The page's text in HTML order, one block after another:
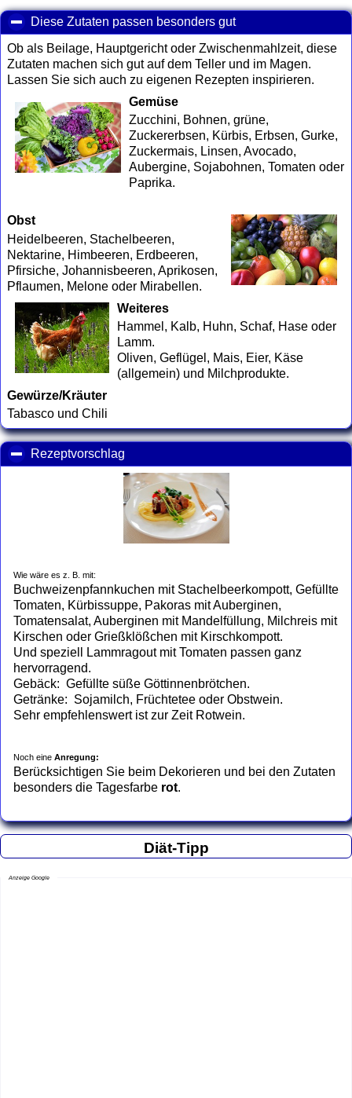
Diese Zutaten passen besonders gutclick to collapse
Ob als Beilage, Hauptgericht oder Zwischenmahlzeit, diese
Zutaten machen sich gut auf dem Teller und im Magen.
Lassen Sie sich auch zu eigenen Rezepten inspirieren.
Gemüse
Zucchini, Bohnen, grüne,
Zuckererbsen, Kürbis, Erbsen, Gurke,
Zuckermais, Linsen, Avocado,
Aubergine, Sojabohnen, Tomaten oder
Paprika.
Obst
Heidelbeeren, Stachelbeeren,
Nektarine, Himbeeren, Erdbeeren,
Pfirsiche, Johannisbeeren, Aprikosen,
Pflaumen, Melone oder Mirabellen.
Weiteres
Hammel, Kalb, Huhn, Schaf, Hase oder
Lamm.
Oliven, Geflügel, Mais, Eier, Käse
(allgemein) und Milchprodukte.
Gewürze/Kräuter
Tabasco und Chili
Rezeptvorschlag
Wie wäre es z. B. mit:
Buchweizenpfannkuchen mit Stachelbeerkompott, Gefüllte
Tomaten, Kürbissuppe, Pakoras mit Auberginen,
Tomatensalat, Auberginen mit Mandelfüllung, Milchreis mit
Kirschen oder Grießklößchen mit Kirschkompott.
Und speziell Lammragout mit Tomaten passen ganz
hervorragend.
Gebäck: Gefüllte süße Göttinnenbrötchen.
Getränke: Sojamilch, Früchtetee oder Obstwein.
Sehr empfehlenswert ist zur Zeit Rotwein.
Noch eine Anregung:
Berücksichtigen Sie beim Dekorieren und bei den Zutaten
besonders die Tagesfarbe rot.
Diät-Tipp
Anzeige Google